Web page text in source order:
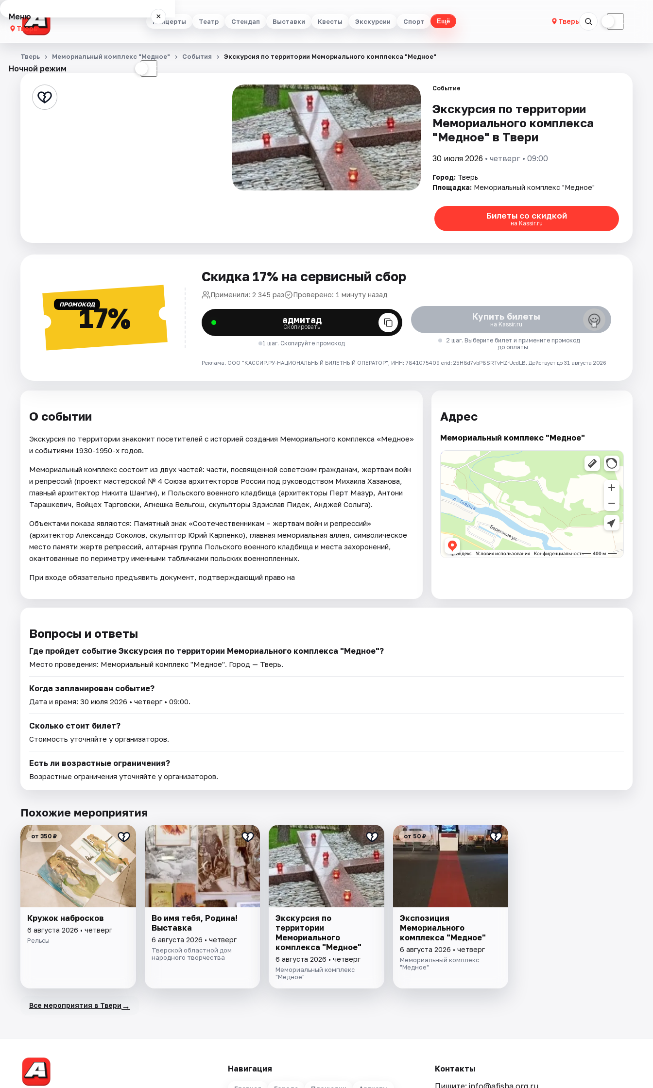
Концерты Театр Стендап Выставки Квесты Экскурсии Спорт Ещё Тверь ☾
Меню ×
Тверь
Концерты
Стендап
Города
Рейтинги
Ночной режим ☾
Тверь Мемориальный комплекс "Медное" События Экскурсия по территории Мемориального комплекса "Медное"
Событие
Экскурсия по территории
Мемориального комплекса
"Медное" в Твери
30 июля 2026 • четверг • 09:00
Город: Тверь
Площадка: Мемориальный комплекс "Медное"
Билеты со скидкой
на Kassir.ru
ПРОМОКОД17%
Скидка 17% на сервисный сбор
Применили: 2 345 раз Проверено: 1 минуту назад
адмитад
Скопировать
1 шаг. Скопируйте промокод
Купить билеты
на Kassir.ru
2 шаг. Выберите билет и примените промокод
до оплаты
Реклама. ООО "КАССИР.РУ-НАЦИОНАЛЬНЫЙ БИЛЕТНЫЙ ОПЕРАТОР", ИНН: 7841075409 erid: 25H8d7vbP8SRTvHZrUcdLB. Действует до 31 августа 2026
О событии
Экскурсия по территории знакомит посетителей с историей создания Мемориального комплекса «Медное»
и событиями 1930-1950-х годов.
Мемориальный комплекс состоит из двух частей: части, посвященной советским гражданам, жертвам войн
и репрессий (проект мастерской № 4 Союза архитекторов России под руководством Михаила Хазанова,
главный архитектор Никита Шангин), и Польского военного кладбища (архитекторы Перт Мазур, Антони
Тарашкевич, Войцех Тарговски, Агнешка Вельгош, скульпторы Здзислав Пидек, Анджей Солыга).
Объектами показа являются: Памятный знак «Соотечественникам – жертвам войн и репрессий»
(архитектор Александр Соколов, скульптор Юрий Карпенко), главная мемориальная аллея, символическое
место памяти жертв репрессий, алтарная группа Польского военного кладбища и места захоронений,
окантованные по периметру именными табличками польских военнопленных.
При входе обязательно предъявить документ, подтверждающий право на
Адрес
Мемориальный комплекс "Медное"
Вопросы и ответы
Где пройдет событие Экскурсия по территории Мемориального комплекса "Медное"?
Место проведения: Мемориальный комплекс "Медное". Город — Тверь.
Когда запланирован событие?
Дата и время: 30 июля 2026 • четверг • 09:00.
Сколько стоит билет?
Стоимость уточняйте у организаторов.
Есть ли возрастные ограничения?
Возрастные ограничения уточняйте у организаторов.
Похожие мероприятия
от 350 ₽
Кружок набросков
6 августа 2026 • четверг
Рельсы
Во имя тебя, Родина!
Выставка
6 августа 2026 • четверг
Тверской областной дом
народного творчества
Экскурсия по
территории
Мемориального
комплекса "Медное"
6 августа 2026 • четверг
Мемориальный комплекс
"Медное"
от 50 ₽
Экспозиция
Мемориального
комплекса "Медное"
6 августа 2026 • четверг
Мемориальный комплекс
"Медное"
Все мероприятия в Твери →
Навигация
Контакты
Пишите: info@afisha.org.ru